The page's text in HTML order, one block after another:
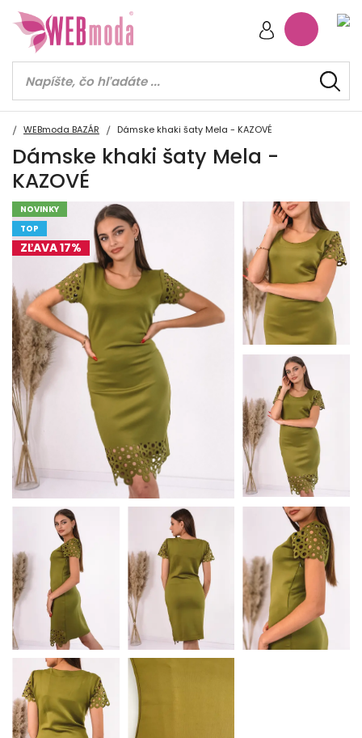
WEBmoda BAZÁR Dámske khaki šaty Mela - KAZOVÉ
Dámske khaki šaty Mela -
KAZOVÉ
NOVINKY
TOP
ZĽAVA 17%